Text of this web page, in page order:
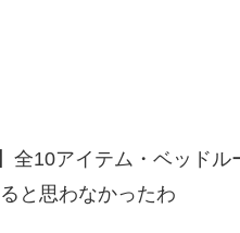
全10アイテム・ベッドル
と思わなかったわ